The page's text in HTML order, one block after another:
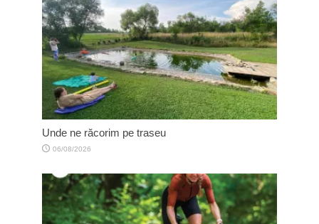
Unde ne răcorim pe traseu
06/08/2026